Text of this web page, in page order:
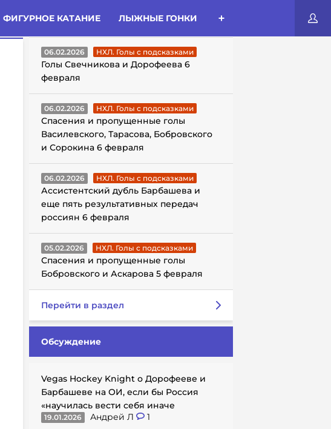
ФИГУРНОЕ КАТАНИЕ ЛЫЖНЫЕ ГОНКИ
ГОЛЫ С ПОДСКАЗКАМИ
06.02.2026 НХЛ. Голы с подсказками
Голы Свечникова и Дорофеева 6
февраля
06.02.2026 НХЛ. Голы с подсказками
Спасения и пропущенные голы
Василевского, Тарасова, Бобровского
и Сорокина 6 февраля
06.02.2026 НХЛ. Голы с подсказками
Ассистентский дубль Барбашева и
еще пять результативных передач
россиян 6 февраля
05.02.2026 НХЛ. Голы с подсказками
Спасения и пропущенные голы
Бобровского и Аскарова 5 февраля
Перейти в раздел
Обсуждение
Vegas Hockey Knight о Дорофееве и
Барбашеве на ОИ, если бы Россия
«научилась вести себя иначе
19.01.2026 Андрей Л 1